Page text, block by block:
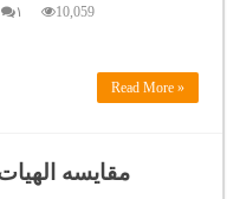
۱ 10,059
Read More »
مقایسه